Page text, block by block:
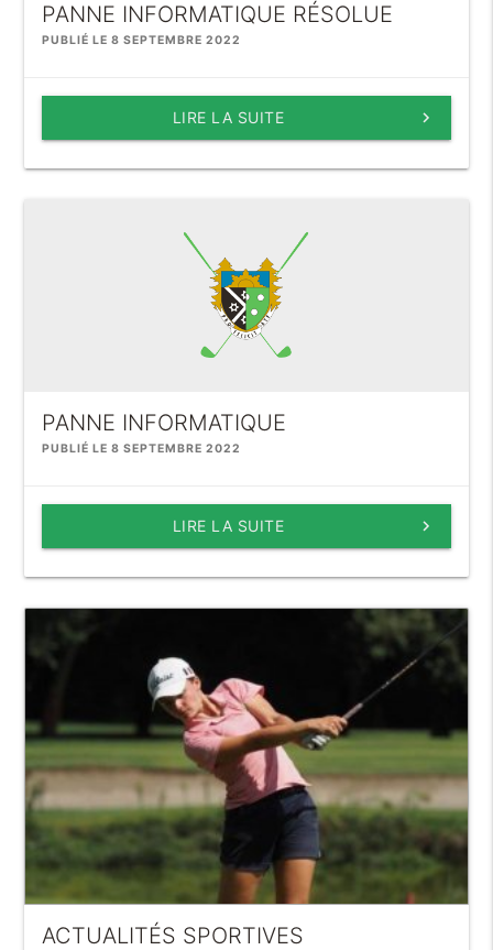
PANNE INFORMATIQUE RÉSOLUE
PUBLIÉ LE 8 SEPTEMBRE 2022
keyboard_arrow_right
LIRE LA SUITE
PANNE INFORMATIQUE
PUBLIÉ LE 8 SEPTEMBRE 2022
keyboard_arrow_right
LIRE LA SUITE
ACTUALITÉS SPORTIVES